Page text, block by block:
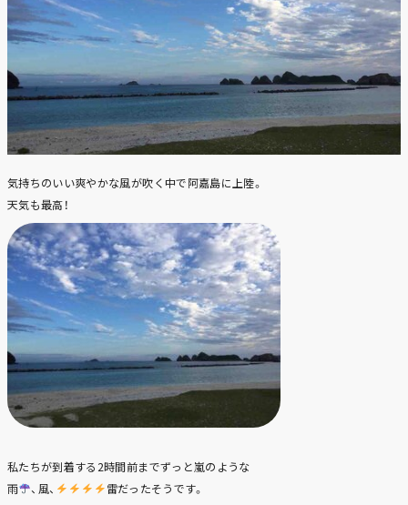
気持ちのいい爽やかな風が吹く中で阿嘉島に上陸。
天気も最高！
私たちが到着する2時間前までずっと嵐のような
雨
、風、
雷だったそうです。